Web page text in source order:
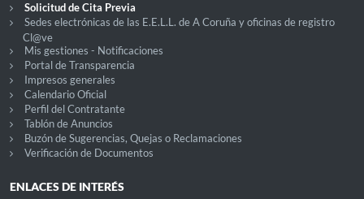
Solicitud de Cita Previa
Sedes electrónicas de las E.E.L.L. de A Coruña y oficinas de registro
Cl@ve
Mis gestiones - Notificaciones
Portal de Transparencia
Impresos generales
Calendario Oficial
Perfil del Contratante
Tablón de Anuncios
Buzón de Sugerencias, Quejas o Reclamaciones
Verificación de Documentos
ENLACES DE INTERÉS